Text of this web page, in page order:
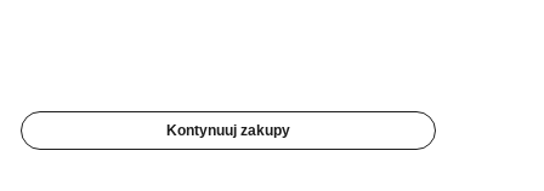
Kontynuuj zakupy